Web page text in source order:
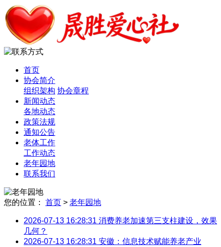
老年园地
首页
协会简介
组织架构 协会章程
新闻动态
各地动态
政策法规
通知公告
老体工作
工作动态
老年园地
联系我们
您的位置： 首页 > 老年园地
2026-07-13 16:28:31 消费养老加速第三支柱建设，效果
几何？
2026-07-13 16:28:31 安徽：信息技术赋能养老产业